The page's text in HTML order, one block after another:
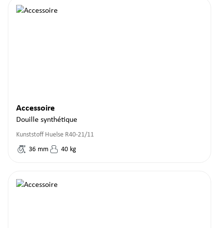
Accessoire
Douille synthétique
Kunststoff Huelse R40-21/11
36 mm 40 kg